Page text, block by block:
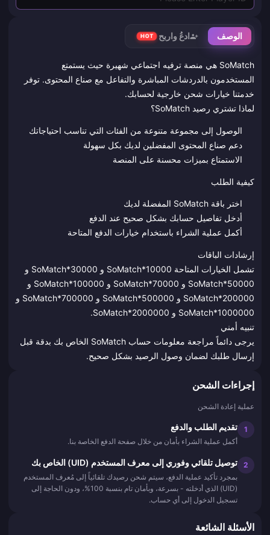
الوصف ادعُ واربح HOT
SoMatch هي منصة ترفيه اجتماعي شهيرة حيث يستمتع
المستخدمون بالدردشات المباشرة والتفاعل مع صناع المحتوى. توفر
خدمتنا خيارات شحن خارجية لحسابك.
لماذا تشتري رصيد SoMatch؟
الوصول إلى مجموعة متنوعة من الفئات التي تناسب احتياجاتك
دعم صناع المحتوى المفضلين لديك بكل سهولة
الاستمتاع بميزات محسنة على المنصة
كيفية الطلب
اختر باقة SoMatch المفضلة لديك
أدخل تفاصيل حسابك بشكل صحيح عند الدفع
أكمل عملية الشراء باستخدام خيارات الدفع المتاحة
إرشادات الباقات
تشمل الخيارات المتاحة SoMatch*10000 و SoMatch*30000 و
SoMatch*50000 و SoMatch*70000 و SoMatch*100000 و
SoMatch*200000 و SoMatch*500000 و SoMatch*700000 و
SoMatch*1000000 و SoMatch*2000000.
تنبيه أمني
يرجى دائماً مراجعة معلومات حساب SoMatch الخاص بك بدقة قبل
إرسال طلبك لضمان وصول الرصيد بشكل صحيح.
إجراءات الشحن
عملية إعادة الشحن
1 تقديم الطلب والدفع
أكمل عملية الشراء بأمان من خلال صفحة الدفع الخاصة بنا.
2 توصيل تلقائي وفوري إلى معرف المستخدم (UID) الخاص بك
بمجرد تأكيد عملية الدفع، سيتم شحن رصيدك تلقائياً إلى مُعرف المستخدم
(UID) الذي أدخلته - بسرعة، وبأمان تام بنسبة 100%، ودون الحاجة إلى
تسجيل الدخول إلى أي حساب.
الأسئلة الشائعة